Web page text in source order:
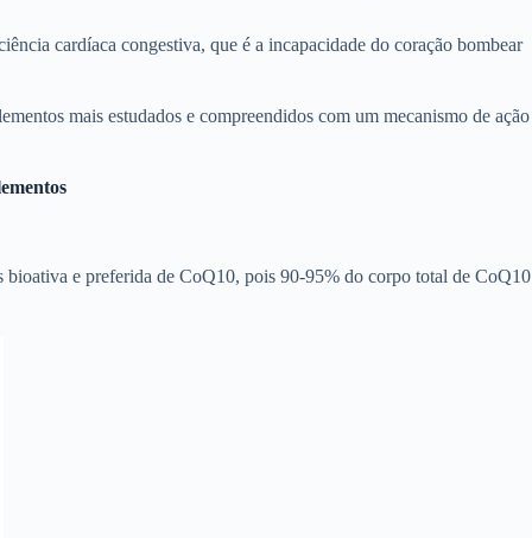
cardíaca congestiva, que é a incapacidade do coração bombear
mais estudados e compreendidos com um mecanismo de ação
e preferida de CoQ10, pois 90-95% do corpo total de CoQ10